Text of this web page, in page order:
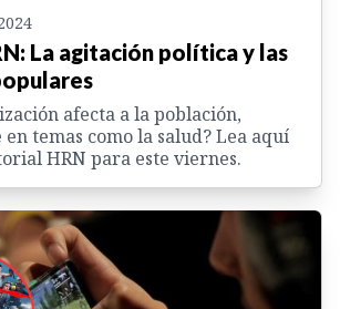
La agitación política y las
afecta a la población,
temas como la salud? Lea aquí
HRN para este viernes.